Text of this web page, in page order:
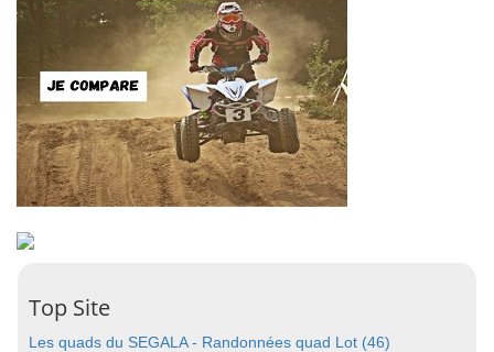
Top Site
Les quads du SEGALA - Randonnées quad Lot (46)